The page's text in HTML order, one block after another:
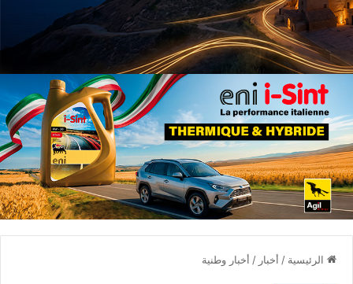
الرئيسية / أخبار / أخبار وطنية